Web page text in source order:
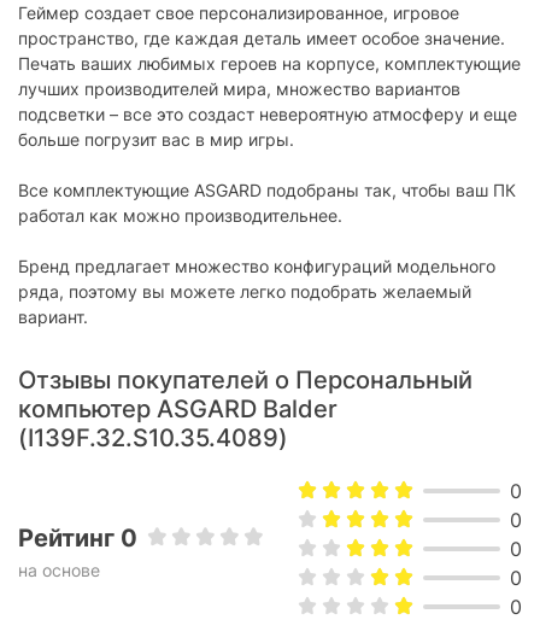
Геймер создает свое персонализированное, игровое
пространство, где каждая деталь имеет особое значение.
Печать ваших любимых героев на корпусе, комплектующие
лучших производителей мира, множество вариантов
подсветки – все это создаст невероятную атмосферу и еще
больше погрузит вас в мир игры.
Все комплектующие ASGARD подобраны так, чтобы ваш ПК
работал как можно производительнее.
Бренд предлагает множество конфигураций модельного
ряда, поэтому вы можете легко подобрать желаемый
вариант.
Отзывы покупателей о Персональный
компьютер ASGARD Balder
(I139F.32.S10.35.4089)
Рейтинг 0
на основе
0
0
0
0
0